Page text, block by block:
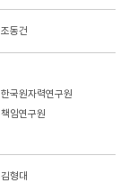
조동건
한국원자력연구원
책임연구원
김형대